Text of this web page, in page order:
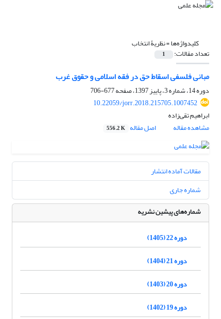
کلیدواژه‌ها =نظریۀ انتخاب
تعداد مقالات: 1
مبانی فلسفی اسقاط حق در فقه اسلامی و حقوق غرب
دوره 14، شماره 3، پاییز 1397، صفحه
677-706
10.22059/jorr.2018.215705.1007452
ابراهیم تقی‌زاده
مشاهده مقاله
اصل مقاله 556.2 K
مقالات آماده انتشار
شماره جاری
شماره‌های پیشین نشریه
دوره 22 (1405)
دوره 21 (1404)
دوره 20 (1403)
دوره 19 (1402)